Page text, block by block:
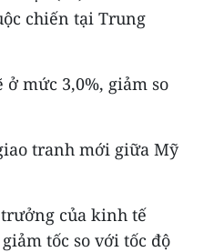
chiến tại Trung
mức 3,0%, giảm so
tranh mới giữa Mỹ
của kinh tế
tốc so với tốc độ